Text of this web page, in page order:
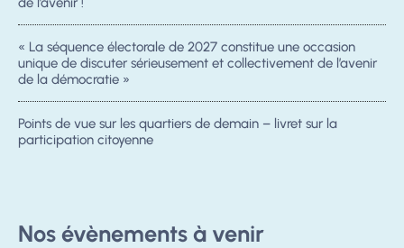
« La séquence électorale de 2027 constitue une occasion
unique de discuter sérieusement et collectivement de l’avenir
de la démocratie »
Points de vue sur les quartiers de demain – livret sur la
participation citoyenne
Nos évènements à venir